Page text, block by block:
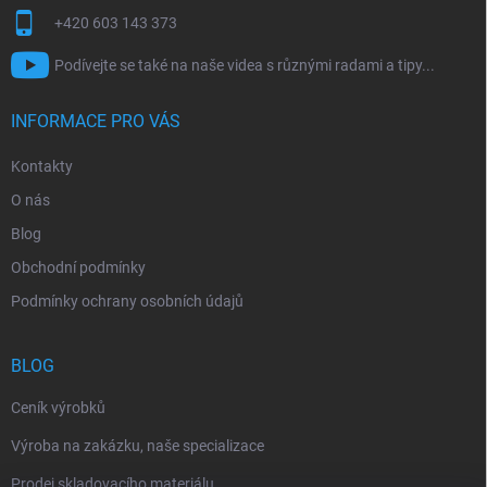
+420 603 143 373
Podívejte se také na naše videa s různými radami a tipy...
INFORMACE PRO VÁS
Kontakty
O nás
Blog
Obchodní podmínky
Podmínky ochrany osobních údajů
BLOG
Ceník výrobků
Výroba na zakázku, naše specializace